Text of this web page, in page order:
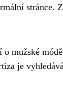
stránce.
mužské
je